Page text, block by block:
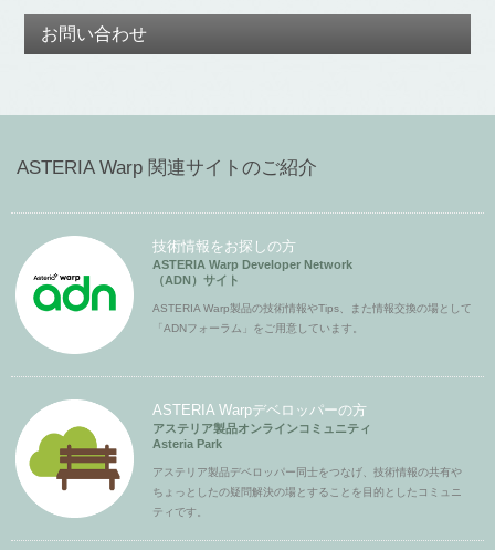
お問い合わせ
ASTERIA Warp 関連サイトのご紹介
技術情報をお探しの方
ASTERIA Warp Developer Network
（ADN）サイト
ASTERIA Warp製品の技術情報やTips、また情報交換の場として
「ADNフォーラム」をご用意しています。
ASTERIA Warpデベロッパーの方
アステリア製品オンラインコミュニティ
Asteria Park
アステリア製品デベロッパー同士をつなげ、技術情報の共有や
ちょっとしたの疑問解決の場とすることを目的としたコミュニ
ティです。